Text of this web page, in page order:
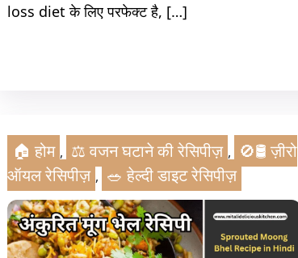
loss diet के लिए परफेक्ट है, […]
🏠 होम , ⚖️ वजन घटाने की रेसिपीज़ , 🚫🛢️ ज़ीरो
ऑयल रेसिपीज़ , 🥗 हेल्दी डाइट रेसिपीज़